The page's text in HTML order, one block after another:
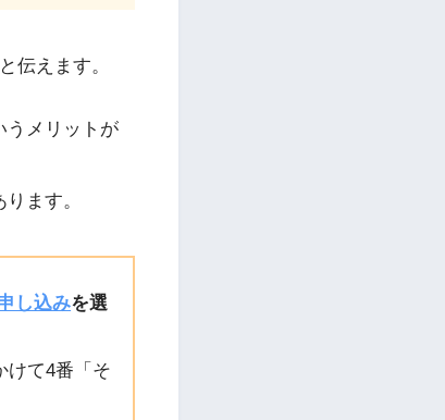
伝えます。
うメリットが
ます。
し込みを選
けて4番「そ